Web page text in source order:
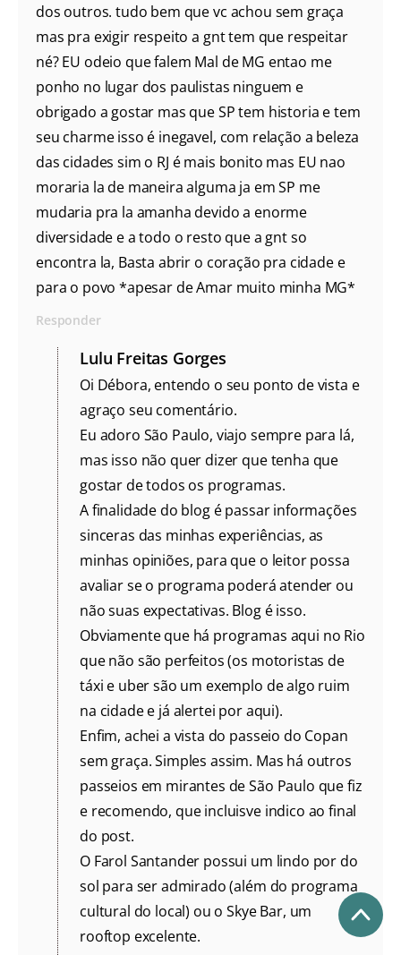
dos outros. tudo bem que vc achou sem graça
mas pra exigir respeito a gnt tem que respeitar
né? EU odeio que falem Mal de MG entao me
ponho no lugar dos paulistas ninguem e
obrigado a gostar mas que SP tem historia e tem
seu charme isso é inegavel, com relação a beleza
das cidades sim o RJ é mais bonito mas EU nao
moraria la de maneira alguma ja em SP me
mudaria pra la amanha devido a enorme
diversidade e a todo o resto que a gnt so
encontra la, Basta abrir o coração pra cidade e
para o povo *apesar de Amar muito minha MG*
Responder
Lulu Freitas Gorges
Oi Débora, entendo o seu ponto de vista e
agraço seu comentário.
Eu adoro São Paulo, viajo sempre para lá,
mas isso não quer dizer que tenha que
gostar de todos os programas.
A finalidade do blog é passar informações
sinceras das minhas experiências, as
minhas opiniões, para que o leitor possa
avaliar se o programa poderá atender ou
não suas expectativas. Blog é isso.
Obviamente que há programas aqui no Rio
que não são perfeitos (os motoristas de
táxi e uber são um exemplo de algo ruim
na cidade e já alertei por aqui).
Enfim, achei a vista do passeio do Copan
sem graça. Simples assim. Mas há outros
passeios em mirantes de São Paulo que fiz
e recomendo, que incluisve indico ao final
do post.
O Farol Santander possui um lindo por do
sol para ser admirado (além do programa
cultural do local) ou o Skye Bar, um
rooftop excelente.